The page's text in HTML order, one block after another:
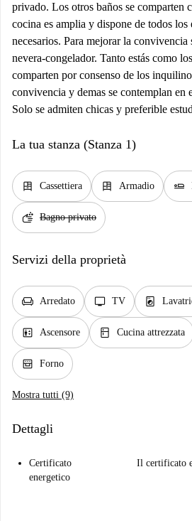
privado. Los otros baños se comparten
cocina es amplia y dispone de todos los
necesarios. Para mejorar la convivencia
nevera-congelador. Tanto estás como
comparten por consenso de los
convivencia y demas se contemplan en
Solo se admiten chicas y preferible
La tua stanza (Stanza 1)
dresser Cassettiera dresser Armadio airline_seat_flat
soap Bagno privato
Servizi della proprietà
chair Arredato tv TV local_laundry_service
elevator Ascensore kitchen Cucina attrezzata
oven_gen Forno
Mostra tutti (9)
Dettagli
Certificato
energetico
Il certificato